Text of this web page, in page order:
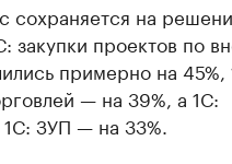
сохраняется на
закупки проектов по
примерно на 45%,
— на 39%, а 1С:
ЗУП — на 33%.